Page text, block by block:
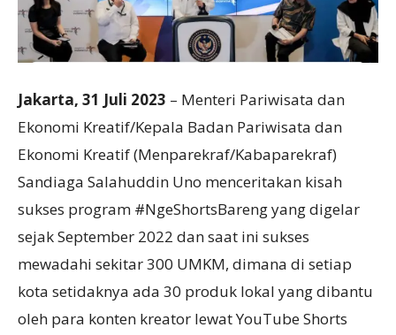
Jakarta, 31 Juli 2023 – Menteri Pariwisata dan
Ekonomi Kreatif/Kepala Badan Pariwisata dan
Ekonomi Kreatif (Menparekraf/Kabaparekraf)
Sandiaga Salahuddin Uno menceritakan kisah
sukses program #NgeShortsBareng yang digelar
sejak September 2022 dan saat ini sukses
mewadahi sekitar 300 UMKM, dimana di setiap
kota setidaknya ada 30 produk lokal yang dibantu
oleh para konten kreator lewat YouTube Shorts